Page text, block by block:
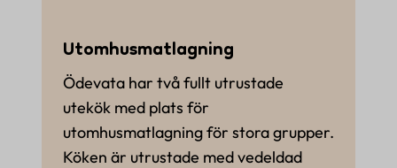
Utomhusmatlagning
Ödevata har två fullt utrustade
utekök med plats för
utomhusmatlagning för stora grupper.
Köken är utrustade med vedeldad